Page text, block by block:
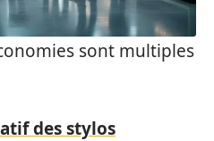
sont multiples
des stylos